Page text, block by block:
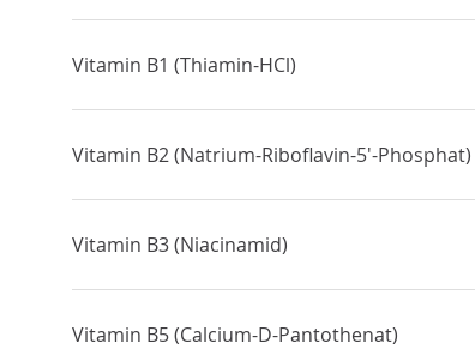
Vitamin B1 (Thiamin-HCl)
Vitamin B2 (Natrium-Riboflavin-5'-Phosphat)
Vitamin B3 (Niacinamid)
Vitamin B5 (Calcium-D-Pantothenat)